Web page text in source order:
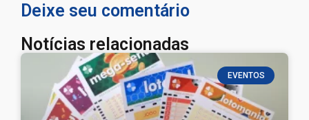
Deixe seu comentário
Notícias relacionadas
EVENTOS